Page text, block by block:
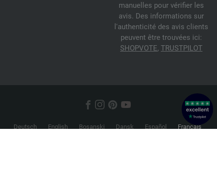
manuelles pour vérifier les
avis. Des informations sur
l'authenticité des avis clients
peuvent être trouvées ici:
SHOPVOTE, TRUSTPILOT
Deutsch English Bosanski Dansk Español
Français